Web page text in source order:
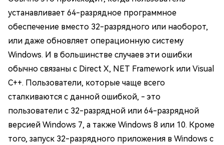
устанавливает 64-разрядное программное
обеспечение вместо 32-разрядного или наоборот,
или даже обновляет операционную систему
Windows. И в большинстве случаев эти ошибки
обычно связаны с Direct X, NET Framework или Visual
C++. Пользователи, которые чаще всего
сталкиваются с данной ошибкой, - это
пользователи с 32-разрядной или 64-разрядной
версией Windows 7, а также Windows 8 или 10. Кроме
того, запуск 32-разрядного приложения в Windows с